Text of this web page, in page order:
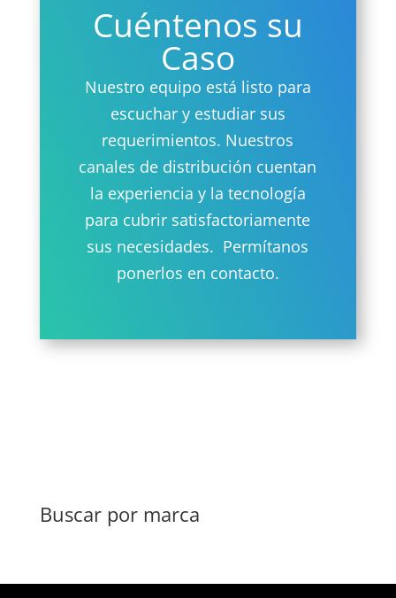
Cuéntenos su
Caso
Nuestro equipo está listo para
escuchar y estudiar sus
requerimientos. Nuestros
canales de distribución cuentan
la experiencia y la tecnología
para cubrir satisfactoriamente
sus necesidades. Permítanos
ponerlos en contacto.
Buscar por marca